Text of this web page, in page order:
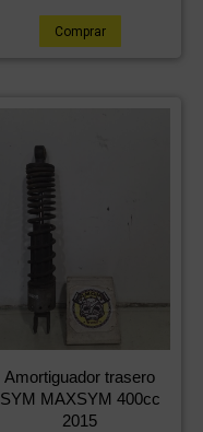
Comprar
Amortiguador trasero
SYM MAXSYM 400cc
2015